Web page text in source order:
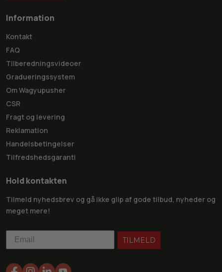
Information
Kontakt
FAQ
Tilberedningsvideoer
Gradueringssystem
Om Wagyupusher
CSR
Fragt og levering
Reklamation
Handelsbetingelser
Tilfredshedsgaranti
Hold kontakten
Tilmeld nyhedsbrev og gå ikke glip af gode tilbud, nyheder og
meget mere!
TILMELD